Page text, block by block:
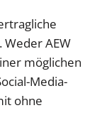
AEW
möglichen
Media-
ohne